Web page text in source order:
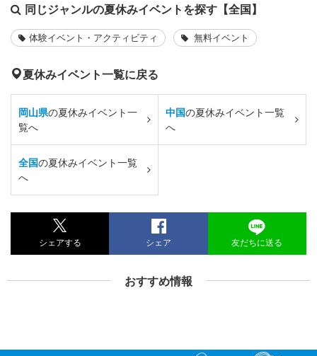
同じジャンルの夏休みイベントを探す【全国】
体験イベント・アクティビティ 無料イベント
夏休みイベント一覧に戻る
岡山県の夏休みイベント一
覧へ
中国の夏休みイベント一覧
へ
全国の夏休みイベント一覧
へ
シェアする シェア 友だちに送る
おすすめ情報